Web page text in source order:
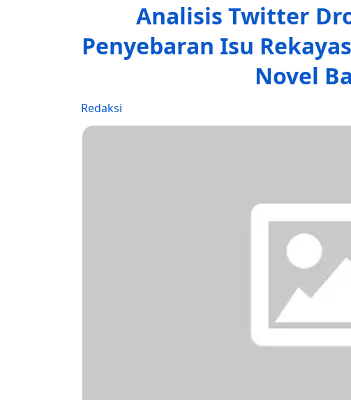
Analisis Twitter
Penyebaran Isu
Novel
Redaksi